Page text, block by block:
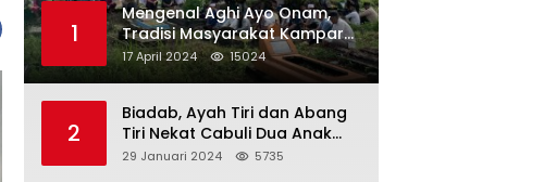
1
Mengenal Aghi Ayo Onam,
Tradisi Masyarakat Kampar
Setelah Hari Raya Idul Fitri
17 April 2024 15024
2
Biadab, Ayah Tiri dan Abang
Tiri Nekat Cabuli Dua Anak
Dibawah Umur
29 Januari 2024 5735